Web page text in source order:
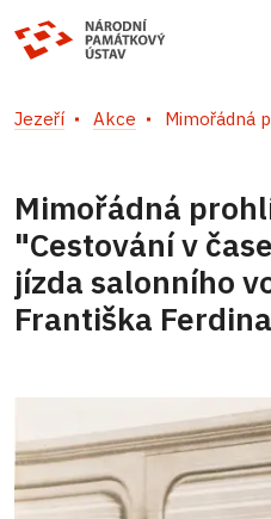
Jezeří Akce Mimořádná
Mimořádná
"Cestování v
jízda salonního
Františka